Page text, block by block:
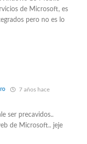
de Microsoft, es
pero no es lo
7 años hace
ser precavidos..
de Microsoft.. jeje